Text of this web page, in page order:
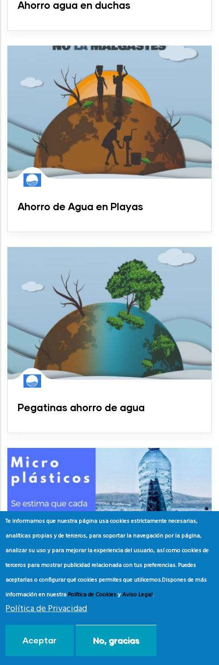
Ahorro agua en duchas
Ahorro de Agua en Playas
Pegatinas ahorro de agua
Materiales Campaña Blue Flag
Te informamos que nuestra página usa cookies estrictamente necesarias,
analíticas propias y de terceros, para soportar la navegación por la página,
analizar su uso y para mejorar la experiencia del usuario, así como cookies de
terceros para mostrar publicidad relacionada con tus preferencias. Puedes
aceptarlas o configurar qué cookies permites que utilicemos.Dispones de más
información en nuestra Política de CookiesyAviso Legal.
Política de Privacidad
Aceptar No, gracias